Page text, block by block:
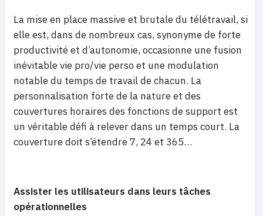
La mise en place massive et brutale du télétravail, si
elle est, dans de nombreux cas, synonyme de forte
productivité et d’autonomie, occasionne une fusion
inévitable vie pro/vie perso et une modulation
notable du temps de travail de chacun. La
personnalisation forte de la nature et des
couvertures horaires des fonctions de support est
un véritable défi à relever dans un temps court. La
couverture doit s’étendre 7, 24 et 365…
Assister les utilisateurs dans leurs tâches
opérationnelles